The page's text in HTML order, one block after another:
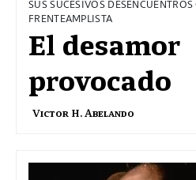
SUS SUCESIVOS
FRENTEAMPLISTA
El desamor
provocado
Victor H. Abelando